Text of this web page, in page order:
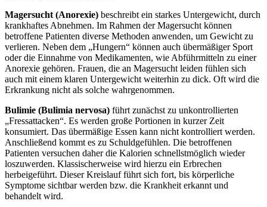
Magersucht (Anorexie) beschreibt ein starkes Untergewicht, durch
krankhaftes Abnehmen. Im Rahmen der Magersucht können
betroffene Patienten diverse Methoden anwenden, um Gewicht zu
verlieren. Neben dem „Hungern“ können auch übermäßiger Sport
oder die Einnahme von Medikamenten, wie Abführmitteln zu einer
Anorexie gehören. Frauen, die an Magersucht leiden fühlen sich
auch mit einem klaren Untergewicht weiterhin zu dick. Oft wird die
Erkrankung nicht als solche wahrgenommen.
Bulimie (Bulimia nervosa) führt zunächst zu unkontrollierten
„Fressattacken“. Es werden große Portionen in kurzer Zeit
konsumiert. Das übermäßige Essen kann nicht kontrolliert werden.
Anschließend kommt es zu Schuldgefühlen. Die betroffenen
Patienten versuchen daher die Kalorien schnellstmöglich wieder
loszuwerden. Klassischerweise wird hierzu ein Erbrechen
herbeigeführt. Dieser Kreislauf führt sich fort, bis körperliche
Symptome sichtbar werden bzw. die Krankheit erkannt und
behandelt wird.